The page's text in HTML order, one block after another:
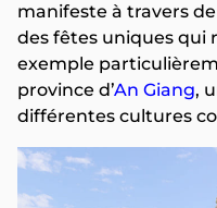
manifeste à travers
des fêtes uniques qui
exemple
province d’An Giang,
différentes cultures